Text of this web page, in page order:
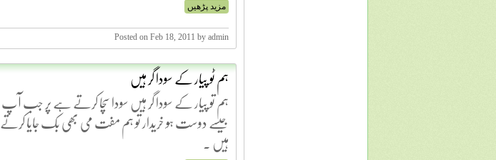
مزید پڑھیں
Posted on Feb 18, 2011 by admin
ہم ٹو پیار کے سودا گر ہیں
ہم تو پیار کے سودا گر ہیں سودا سچا کرتے ہے پر جب آپ
جیسے دوست ہو خریدار تو ہم مفت می بھی بک جایا کرتے
ہیں .